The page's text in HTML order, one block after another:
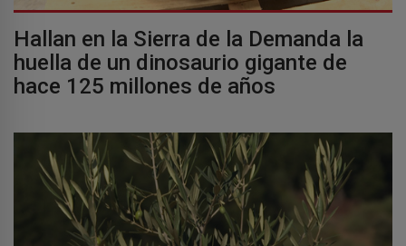
Hallan en la Sierra de la Demanda la
huella de un dinosaurio gigante de
hace 125 millones de años